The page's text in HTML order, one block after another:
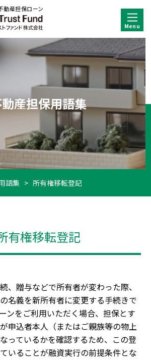
動産担保ローン
産担保用語集
語集 > 所有権移転登記
有権移転登記
、贈与などで所有者が変わった際、
名義を新所有者に変更する手続きで
ンをご利用いただく場合、担保とす
申込者本人（またはご親族等の物上
っているかを確認するため、この登
いることが融資実行の前提条件とな